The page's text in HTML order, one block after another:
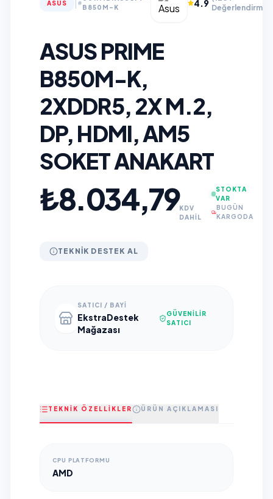
ASUS
B850M-K
4.9 Değerlendirme)
ASUS PRIME
B850M-K,
2XDDR5, 2X M.2,
DP, HDMI, AM5
SOKET ANAKART
₺8.034,79KDV
DAHİL
STOKTA
VAR
BUGÜN
KARGODA
TEKNIK DESTEK AL
SATICI / BAYI
EkstraDestek
Mağazası
GÜVENILIR
SATICI
TEKNİK ÖZELLİKLER ÜRÜN AÇIKLAMASI
CPU PLATFORMU
AMD